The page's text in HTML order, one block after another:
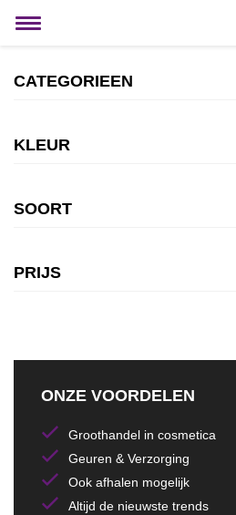
Toggle
CATEGORIEEN
KLEUR
SOORT
PRIJS
ONZE VOORDELEN
Groothandel in cosmetica
Geuren & Verzorging
Ook afhalen mogelijk
Altijd de nieuwste trends